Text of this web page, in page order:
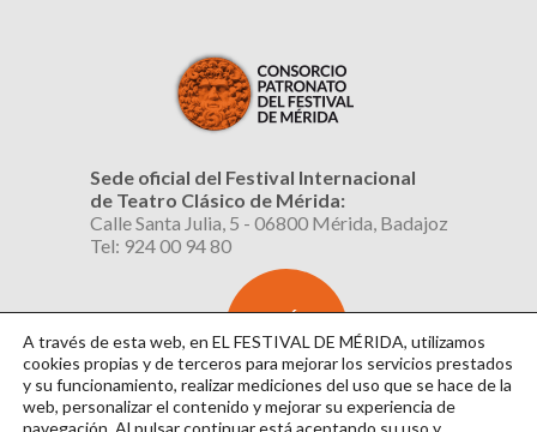
Sede oficial del Festival Internacional
de Teatro Clásico de Mérida:
Calle Santa Julia, 5 - 06800 Mérida, Badajoz
Tel: 924 00 94 80
SUSCRÍBETE
AL BOLETÍN
A través de esta web, en EL FESTIVAL DE MÉRIDA, utilizamos
cookies propias y de terceros para mejorar los servicios prestados
y su funcionamiento, realizar mediciones del uso que se hace de la
web, personalizar el contenido y mejorar su experiencia de
navegación. Al pulsar continuarestá aceptando su uso y